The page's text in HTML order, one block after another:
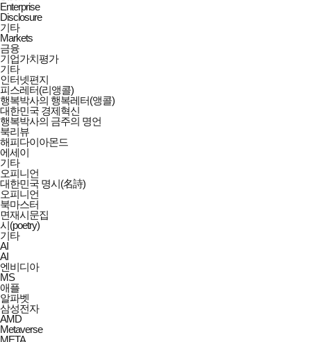
Enterprise
Disclosure
기타
Markets
금융
기업가치평가
기타
인터넷편지
피스레터(리앵콜)
행복박사의 행복레터(앵콜)
대한민국 경제혁신
행복박사의 금주의 명언
북리뷰
해피다이아몬드
에세이
기타
오피니언
대한민국 명시(名詩)
오피니언
북마스터
면재시문집
시(poetry)
기타
AI
AI
엔비디아
MS
애플
알파벳
삼성전자
AMD
Metaverse
META